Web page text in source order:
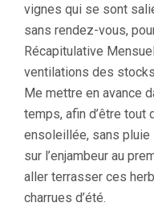
vignes qui se sont
sans rendez-vous,
Récapitulative
ventilations des
Me mettre en avance
temps, afin d’être tout
ensoleillée, sans pluie
sur l’enjambeur au
aller terrasser ces
charrues d’été.